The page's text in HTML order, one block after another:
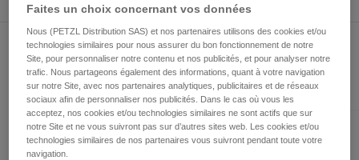
informations de la notice technique pour
d’informations.
Maîtriser ces techniques nécessite une
formation et un entraînement spécifique. Validez
avec un professionnel votre capacité à refaire
la manipulation, seul, en toute sécurité, avant
de la reproduire en autonomie.
Nous donnons des exemples de techniques
Présent dans l'article
ABSORBICA®-I 80
Faites un choix concernant vos données
Nous (PETZL Distribution SAS) et nos partenaires utilisons des cookies et/ou
technologies similaires pour nous assurer du bon fonctionnement de notre
Site, pour personnaliser notre contenu et nos publicités, et pour analyser notre
trafic. Nous partageons également des informations, quant à votre navigation
sur notre Site, avec nos partenaires analytiques, publicitaires et de réseaux
sociaux afin de personnaliser nos publicités. Dans le cas où vous les
acceptez, nos cookies et/ou technologies similaires ne sont actifs que sur
notre Site et ne vous suivront pas sur d’autres sites web. Les cookies et/ou
technologies similaires de nos partenaires vous suivront pendant toute votre
navigation.